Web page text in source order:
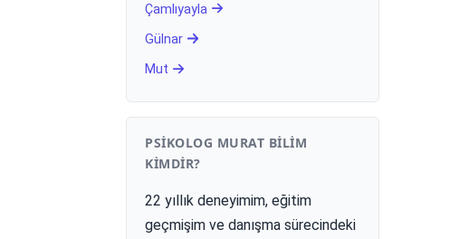
Çamlıyayla
Gülnar
Mut
PSIKOLOG MURAT BILIM
KIMDIR?
22 yıllık deneyimim, eğitim
geçmişim ve danışma sürecindeki